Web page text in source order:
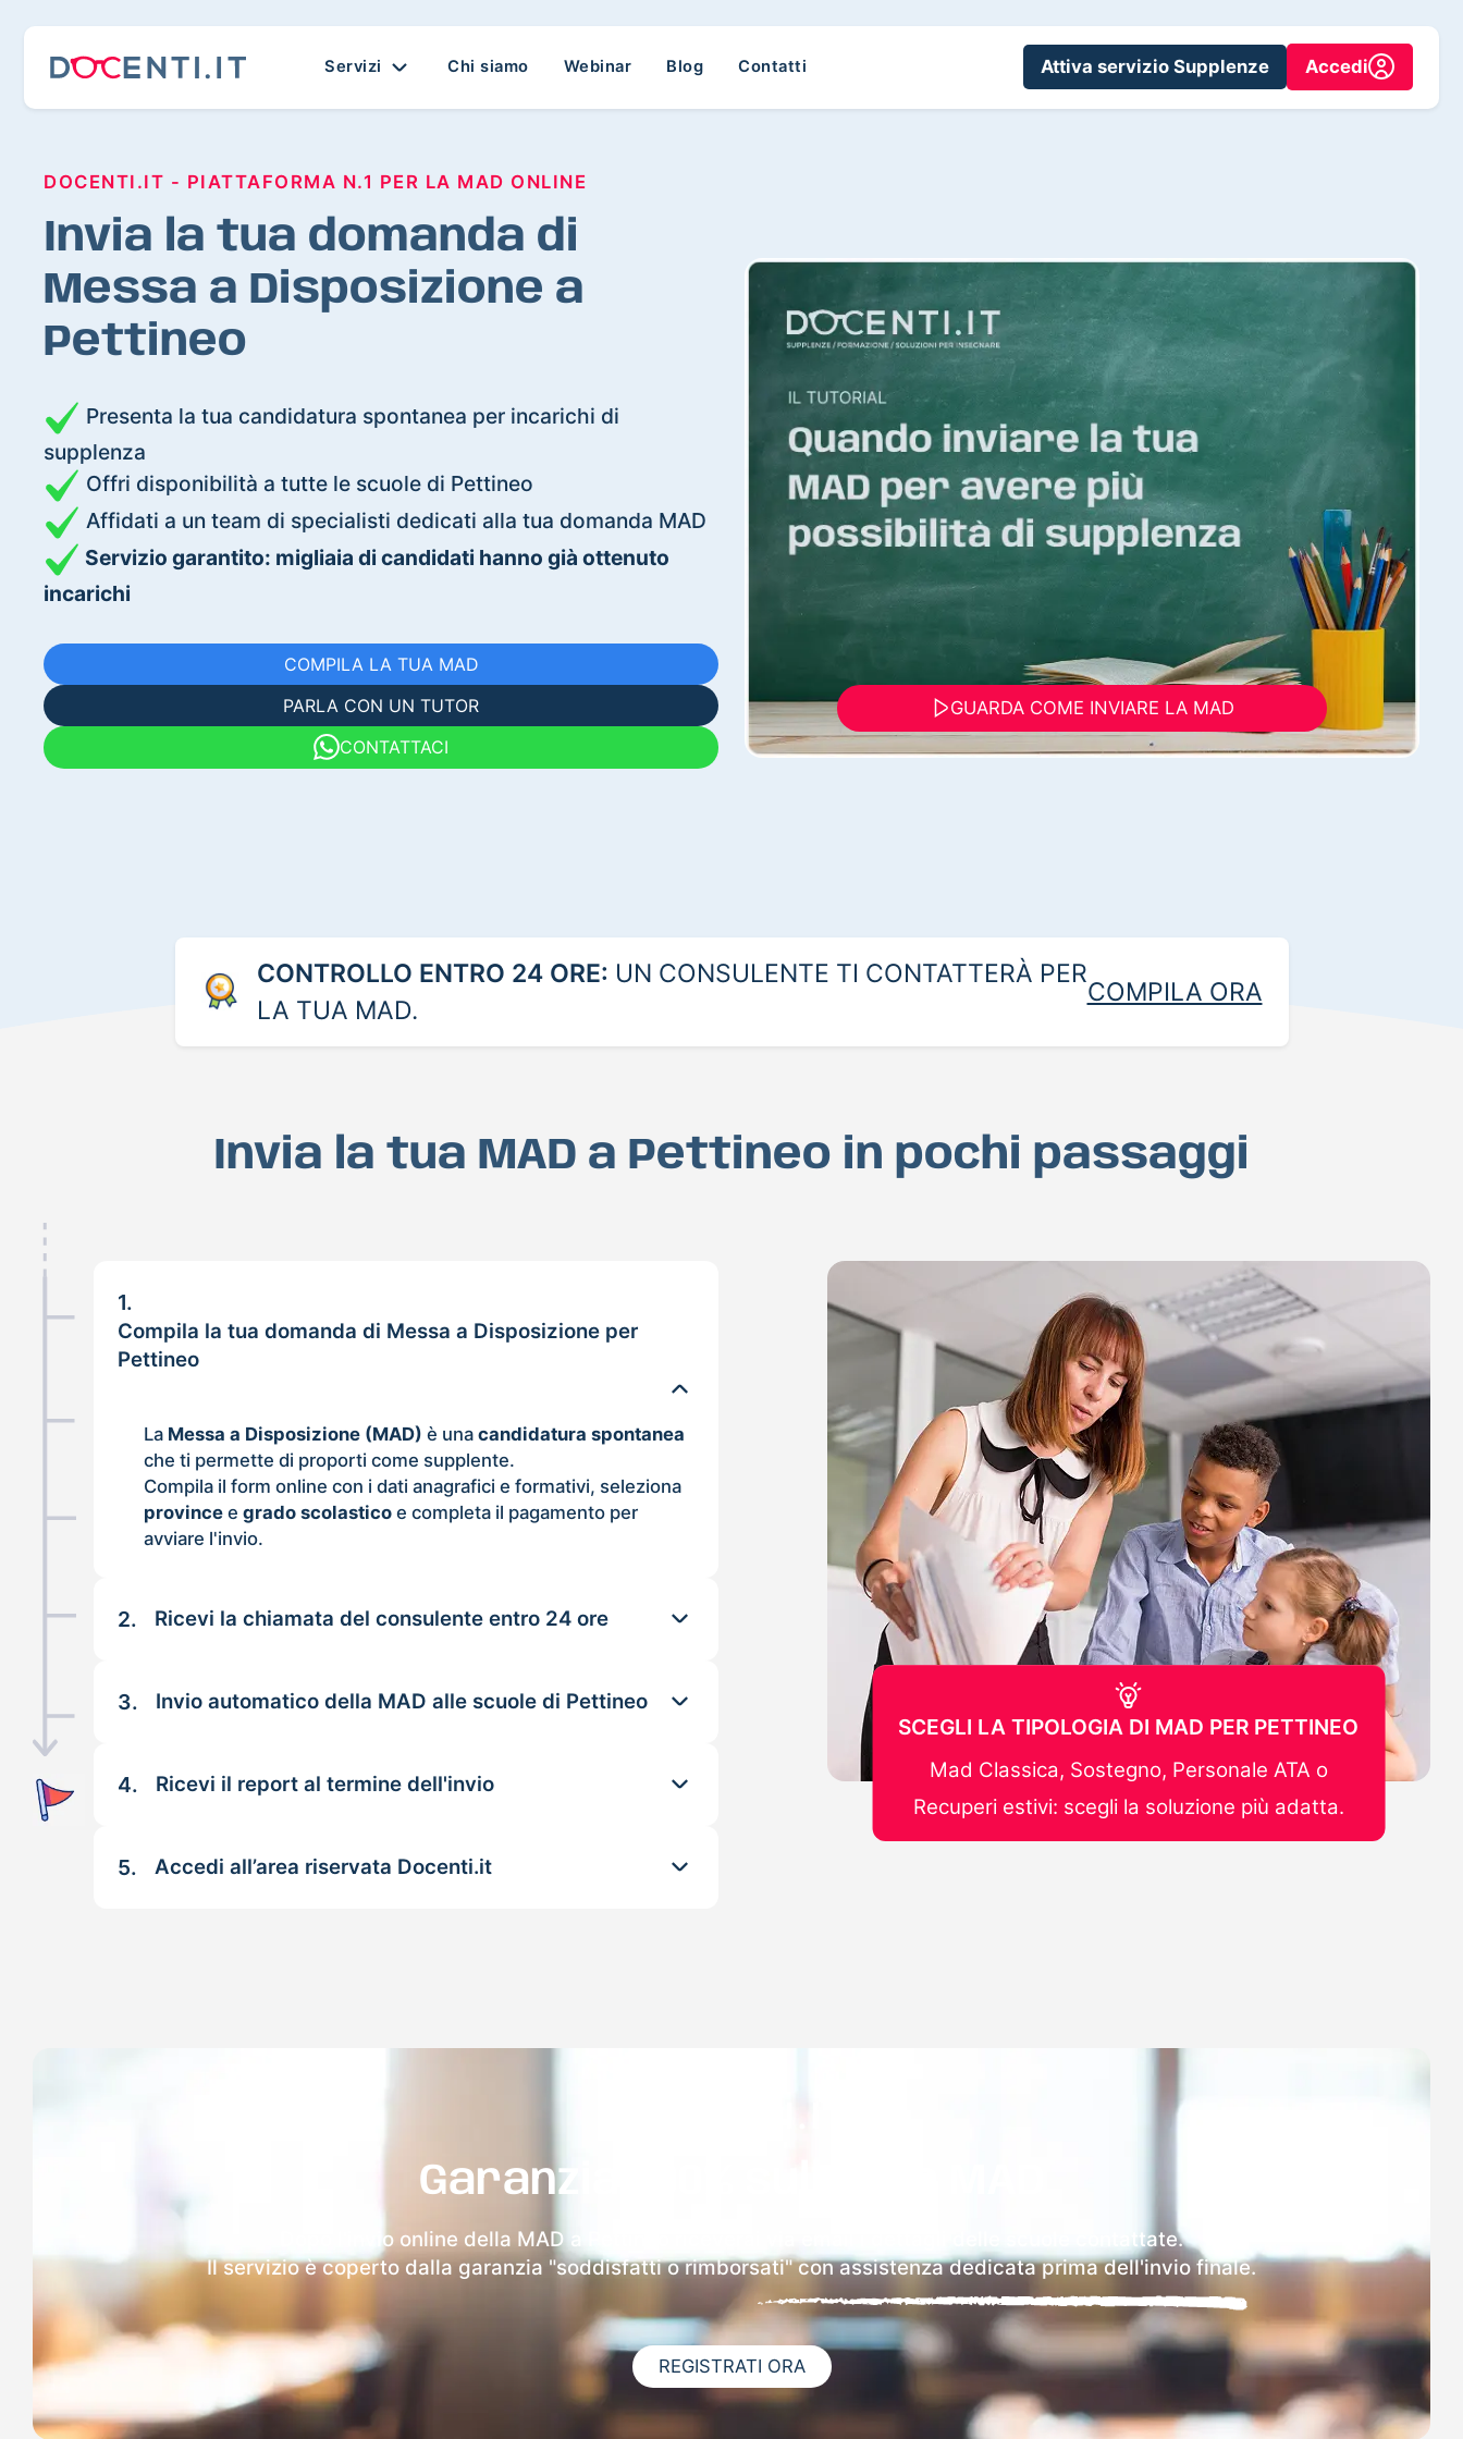
Servizi Chi siamo Webinar Blog Contatti Attiva servizio Supplenze Accedi
DOCENTI.IT - PIATTAFORMA N.1 PER LA MAD ONLINE
Invia la tua domanda di
Messa a Disposizione a
Pettineo
Presenta la tua candidatura spontanea per incarichi di
supplenza
Offri disponibilità a tutte le scuole di Pettineo
Affidati a un team di specialisti dedicati alla tua domanda MAD
Servizio garantito: migliaia di candidati hanno già ottenuto
incarichi
COMPILA LA TUA MAD
PARLA CON UN TUTOR
CONTATTACI
GUARDA COME INVIARE LA MAD
CONTROLLO ENTRO 24 ORE: UN CONSULENTE TI CONTATTERÀ PER
LA TUA MAD.
COMPILA ORA
Invia la tua MAD a Pettineo in pochi passaggi
1.
Compila la tua domanda di Messa a Disposizione per
Pettineo
La Messa a Disposizione (MAD) è unacandidatura spontanea
che ti permette di proporti come supplente.
Compila il form online con i dati anagrafici e formativi, seleziona
province egrado scolastico e completa il pagamento per
avviare l'invio.
2. Ricevi la chiamata del consulente entro 24 ore
3. Invio automatico della MAD alle scuole di Pettineo
4. Ricevi il report al termine dell'invio
5. Accedi all’area riservata Docenti.it
SCEGLI LA TIPOLOGIA DI MAD PER PETTINEO
Mad Classica, Sostegno, Personale ATA o
Recuperi estivi: scegli la soluzione più adatta.
Garanzia 100% sulla tua MAD
Dopo l'invio online della MAD a Pettineo riceverai via email i dettagli delle scuole contattate.
Il servizio è coperto dalla garanzia "soddisfatti o rimborsati" con assistenza dedicata prima dell'invio finale.
REGISTRATI ORA